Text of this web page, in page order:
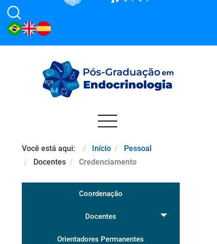
Você está aqui: Início
Pessoal
Docentes
Credenciamento
Coordenação
Docentes
Orientadores Permanentes